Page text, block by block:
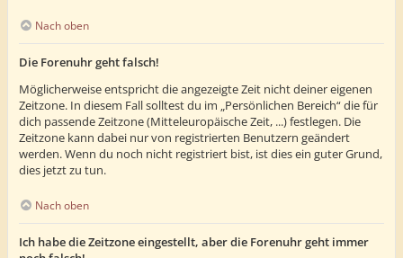
Nach oben
Die Forenuhr geht falsch!
Möglicherweise entspricht die angezeigte Zeit nicht deiner eigenen
Zeitzone. In diesem Fall solltest du im „Persönlichen Bereich“ die für
dich passende Zeitzone (Mitteleuropäische Zeit, ...) festlegen. Die
Zeitzone kann dabei nur von registrierten Benutzern geändert
werden. Wenn du noch nicht registriert bist, ist dies ein guter Grund,
dies jetzt zu tun.
Nach oben
Ich habe die Zeitzone eingestellt, aber die Forenuhr geht immer